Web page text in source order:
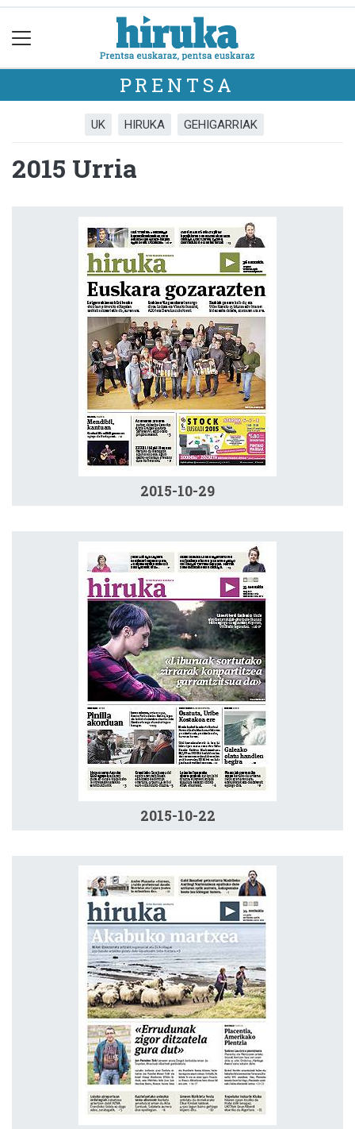
PRENTSA
UK HIRUKA GEHIGARRIAK
2015 Urria
2015-10-29
2015-10-22